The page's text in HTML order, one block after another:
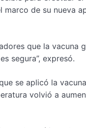
marco de su nueva
que la vacuna
segura”, expresó.
se aplicó la
volvió a